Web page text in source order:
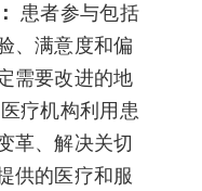
患者参与包括
、满意度和偏
需要改进的地
疗机构利用患
革、解决关切
供的医疗和服